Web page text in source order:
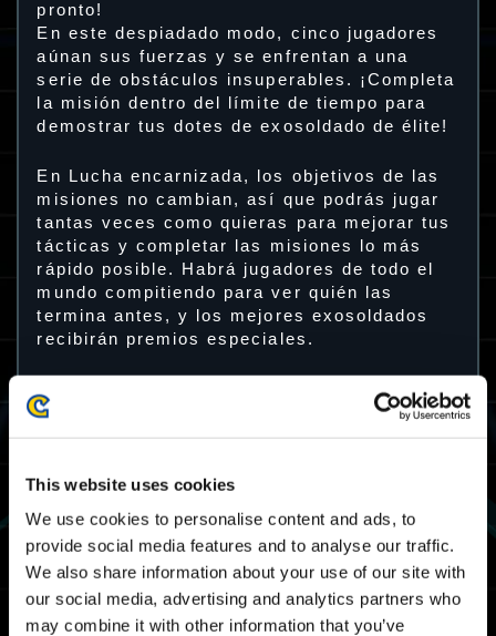
This website uses cookies
We use cookies to personalise content and ads, to
provide social media features and to analyse our traffic.
We also share information about your use of our site with
our social media, advertising and analytics partners who
may combine it with other information that you’ve
pronto!
En este despiadado modo, cinco jugadores
aúnan sus fuerzas y se enfrentan a una
serie de obstáculos insuperables. ¡Completa
la misión dentro del límite de tiempo para
demostrar tus dotes de exosoldado de élite!
En Lucha encarnizada, los objetivos de las
misiones no cambian, así que podrás jugar
tantas veces como quieras para mejorar tus
tácticas y completar las misiones lo más
rápido posible. Habrá jugadores de todo el
mundo compitiendo para ver quién las
termina antes, y los mejores exosoldados
recibirán premios especiales.
Período de juego del desafío 1
CEST: Del viernes 28 de julio a las 05:00 al
UTC: Del viernes 28 de julio a las 03:00 al
Mapa
Centro